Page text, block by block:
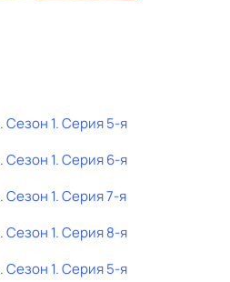
. Сезон 1. Серия 5-я
. Сезон 1. Серия 6-я
. Сезон 1. Серия 7-я
. Сезон 1. Серия 8-я
. Сезон 1. Серия 5-я